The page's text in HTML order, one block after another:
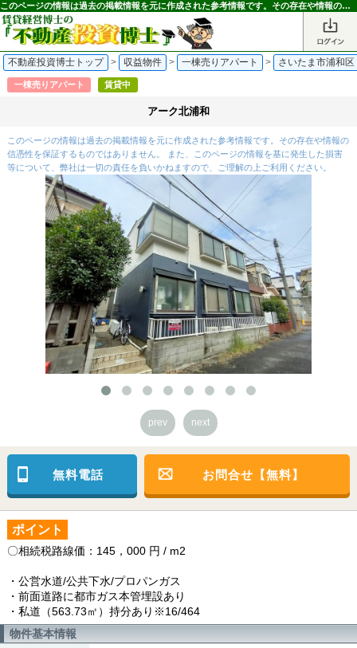
このページの情報は過去の掲載情報を元に作成された参考情報です。その存在や情報の信憑性を保証するものではありません。｜不動産投資博士
不動産投資博士トップ > 収益物件 > 一棟売りアパート > さいたま市浦和区
一棟売りアパート 賃貸中
アーク北浦和
このページの情報は過去の掲載情報を元に作成された参考情報です。その存在や情報の
信憑性を保証するものではありません。 また、このページの情報を基に発生した損害
等について、弊社は一切の責任を負いかねますので、ご理解の上ご利用ください。
prev next
無料電話 お問合せ【無料】
ポイント
〇相続税路線価：145，000 円 / m2
・公営水道/公共下水/プロパンガス
・前面道路に都市ガス本管埋設あり
・私道（563.73㎡）持分あり※16/464
物件基本情報